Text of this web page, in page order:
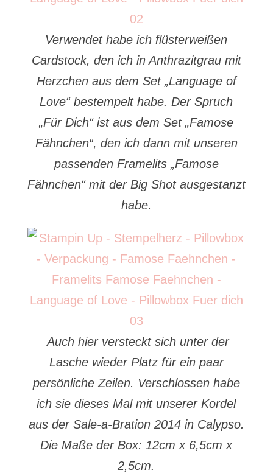
Verwendet habe ich flüsterweißen
Cardstock, den ich in Anthrazitgrau mit
Herzchen aus dem Set „Language of
Love“ bestempelt habe. Der Spruch
„Für Dich“ ist aus dem Set „Famose
Fähnchen“, den ich dann mit unseren
passenden Framelits „Famose
Fähnchen“ mit der Big Shot ausgestanzt
habe.
Auch hier versteckt sich unter der
Lasche wieder Platz für ein paar
persönliche Zeilen. Verschlossen habe
ich sie dieses Mal mit unserer Kordel
aus der Sale-a-Bration 2014 in Calypso.
Die Maße der Box: 12cm x 6,5cm x
2,5cm.